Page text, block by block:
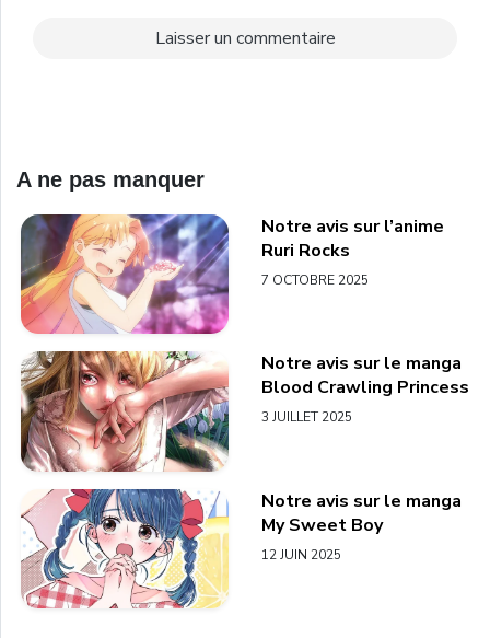
A ne pas manquer
Notre avis sur l’anime
Ruri Rocks
7 OCTOBRE 2025
Notre avis sur le manga
Blood Crawling Princess
3 JUILLET 2025
Notre avis sur le manga
My Sweet Boy
12 JUIN 2025